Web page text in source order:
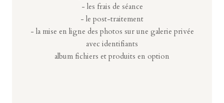
- les frais de séance
- le post-traitement
- la mise en ligne des photos sur une galerie privée
avec identifiants
album fichiers et produits en option